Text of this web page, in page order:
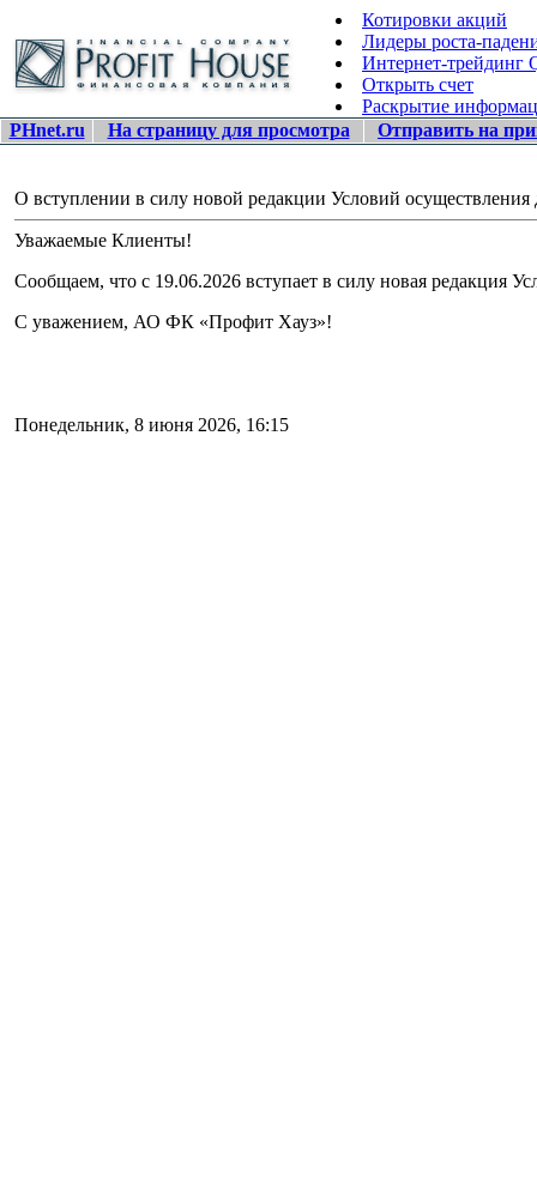
Котировки акций
Лидеры роста-
Интернет-трейдинг
Открыть счет
Раскрытие
PHnet.ru
На страницу для просмотра Отправить на
О вступлении в силу новой редакции Условий
Уважаемые Клиенты!
Сообщаем, что с 19.06.2026 вступает в силу новая редакция
С уважением, АО ФК «Профит Хауз»!
Понедельник, 8 июня 2026, 16:15